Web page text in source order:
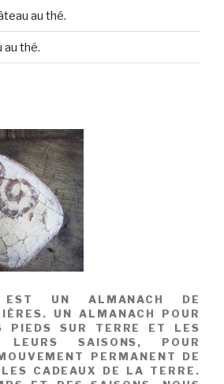
au thé.
au thé.
EST UN ALMANACH DE
UN ALMANACH POUR
PIEDS SUR TERRE ET LES
SAISONS, POUR
PERMANENT DE
CADEAUX DE LA TERRE.